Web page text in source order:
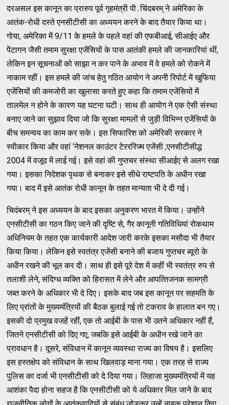
दरअसल इस कानून का प्रारुप पूर्व गृहमंत्री पी․चिंदबरम्‌ ने अमेरिका के
आतंक-रोधी दस्‍ते एनसीटीसी का अध्‍ययन करने के बाद तैयार किया था।
गोया, अमेरिका में 9/11 के हमले के पहले वहां की एफबीआई, सीआईए और
पेंटागन जैसी तमाम सुरक्षा एजेंसियों के पास आतंकी हमले की जानकारियां थीं,
लेकिन इन सूचनाओं को साझा न कर पाने के अभाव में वे हमले को रोकने में
नाकाम रहीं। इस हमले की जांच हेतु गठित आयोग ने अपनी रिपोर्ट में खुफिया
एजेंसियों की कमजोरी का खुलासा करते हुए कहा कि तमाम एजेंसियों में
तालमेल न होने के कारण यह घटना घटी। साथ ही आयोग ने एक ऐसी संस्‍था
बनाए जाने का सुझाव दिया जो कि सुरक्षा मामलों से जुड़ी विभिन्‍न एजेंसियों के
बीच समन्‍वय का काम कर सके। इस सिफारिश को अमेरिकी सरकार ने
स्‍वीकार किया और वहां ‘नेशनल काउंटर टेरररिज्‍म एजेंसी ;एनसीटीसीद्ध
2004 में वजूद में लाई गई। इसे वहां की गुप्‍तचर संस्‍था सीआईए से अलग रखा
गया। इसका निदेशक पृथक से बनाकर इसे सीधे राष्‍टपति के अधीन रखा
गया। बाद में इसे आतंक रोधी कानून के तहत मान्‍यता भी दे दी गई।
चिदंबरम्‌ ने इस अध्‍ययन के बाद इसका अनुकरण भारत में किया। उन्‍होंने
एनसीटीसी का गठन किए जाने की दृष्‍टि से, गैर कानूनी गतिविधियां रोकथाम
अधिनियम के तहत एक कार्यकारी आदेश जारी करके इसका मसौदा भी तैयार
किया किया। लेकिन इसे स्‍वतंत्र एजेंसी बनाने की बजाय गुप्‍तचर ब्‍यूरो के
अधीन रखने की भूल कर दी। साथ ही इसे पूरे देश में कहीं भी स्‍वतंत्र रुप से
तलाशी लेने, संदिग्‍ध व्‍यक्‍ति को हिरासत में लेने और आपत्‍तिजनक सामग्री
जब्‍त करने के अधिकार भी दे दिए। इसके बाद जब इस कानून पर सहमति के
लिए प्रांतों के मुख्‍यमंत्रियों की बैठक बुलाई गई तो टकराव के हालात बन गए।
इसकी दो प्रमुख वजहें रहीं, एक तो आईबी के पास भी उतने अधिकार नहीं हैं,
जितने एनसीटीसी को दिए गए, जबकि इसे आईबी के अधीन रखे जाने का
प्रावधान है। दूसरे, संविधान में कानून व्‍यवस्‍था राज्‍य का विषय है। इसलिए
इस हस्‍तक्षेप को संविधान के साथ खिलवाड़ माना गया। एक तरह से राज्‍य
पुलिस का दर्जा भी एनसीटीसी को दे दिया गया। लिहाजा मुख्‍यमंत्रियों में यह
आशंका पैदा होना सहज है कि एनसीटीसी को ये अधिकार मिल जाने के बाद